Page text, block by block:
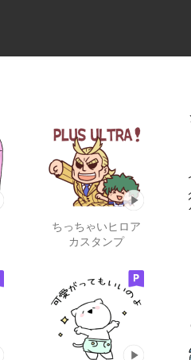
ちっちゃいヒロア
カスタンプ